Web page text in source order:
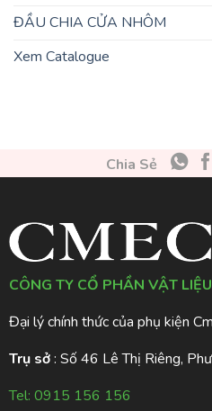
ĐẦU CHIA CỬA NHÔM
Xem Catalogue
Chia Sẻ
CÔNG TY CỔ PHẦN VẬT
Đại lý chính thức của phụ kiện
Trụ sở: Số 46 Lê Thị Riêng,
Tel: 0915 156 156